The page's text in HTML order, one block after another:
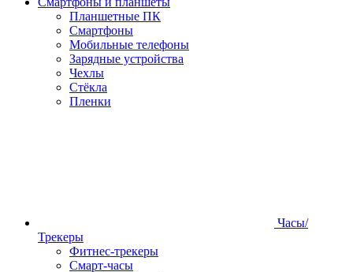
Планшетные ПК
Смартфоны
Мобильные телефоны
Зарядные устройства
Чехлы
Стёкла
Пленки
Часы/
Трекеры
Фитнес-трекеры
Смарт-часы